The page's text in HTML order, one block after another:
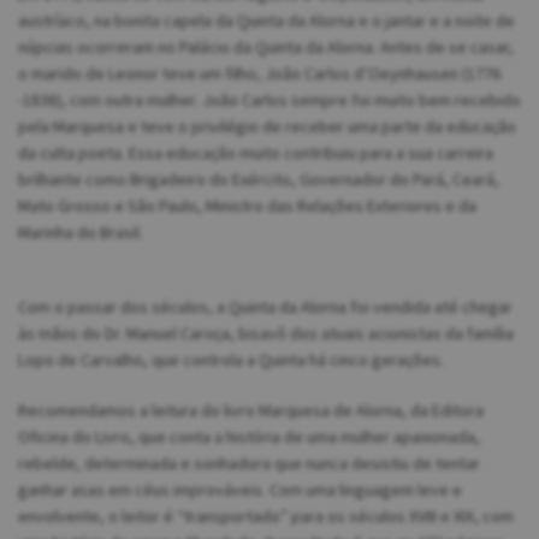
austríaco, na bonita capela da Quinta da Alorna e o jantar e a noite de
núpcias ocorreram no Palácio da Quinta da Alorna. Antes de se casar,
o marido de Leonor teve um filho, João Carlos d’Oeynhausen (1776
-1838), com outra mulher. João Carlos sempre foi muito bem recebido
pela Marquesa e teve o privilégio de receber uma parte da educação
da culta poeta. Essa educação muito contribuiu para a sua carreira
brilhante como Brigadeiro do Exército, Governador do Pará, Ceará,
Mato Grosso e São Paulo, Ministro das Relações Exteriores e da
Marinha do Brasil.
Com o passar dos séculos, a Quinta da Alorna foi vendida até chegar
às mãos do Dr. Manuel Caroça, bisavô dos atuais acionistas da família
Lopo de Carvalho, que controla a Quinta há cinco gerações.
Recomendamos a leitura do livro Marquesa de Alorna, da Editora
Oficina do Livro, que conta a história de uma mulher apaixonada,
rebelde, determinada e sonhadora que nunca desistiu de tentar
ganhar asas em céus improváveis. Com uma linguagem leve e
envolvente, o leitor é “transportado” para os séculos XVIII e XIX, com